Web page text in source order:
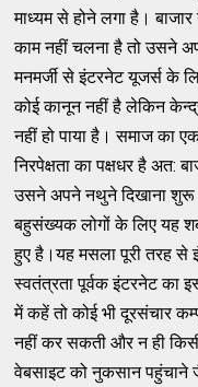
माध्यम से होने लगा है।
काम नहीं चलना है तो उसने
मनमर्जी से इंटरनेट यूजर्स के
कोई कानून नहीं है लेकिन
नहीं हो पाया है। समाज का एक
निरपेक्षता का पक्षधर है अत:
उसने अपने नथुने दिखाना शुरू
बहुसंख्यक लोगों के लिए यह
हुए है।यह मसला पूरी तरह से
स्वतंत्रता पूर्वक इंटरनेट का
में कहें तो कोई भी दूरसंचार
नहीं कर सकती और न ही
वेबसाइट को नुकसान पहुंचाने